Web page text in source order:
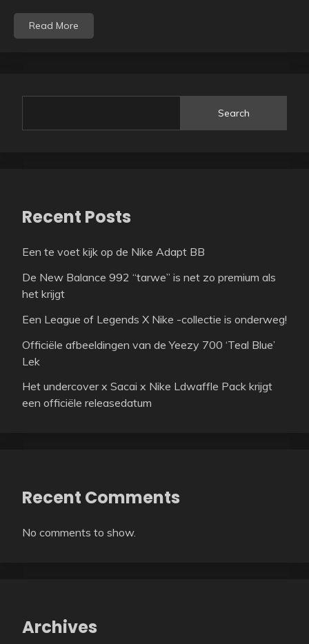
Read More
Search
Recent Posts
Een te voet kijk op de Nike Adapt BB
De New Balance 992 “tarwe” is net zo premium als
het krijgt
Een League of Legends X Nike -collectie is onderweg!
Officiële afbeeldingen van de Yeezy 700 ‘Teal Blue’
Lek
Het undercover x Sacai x Nike Ldwaffle Pack krijgt
een officiële releasedatum
Recent Comments
No comments to show.
Archives